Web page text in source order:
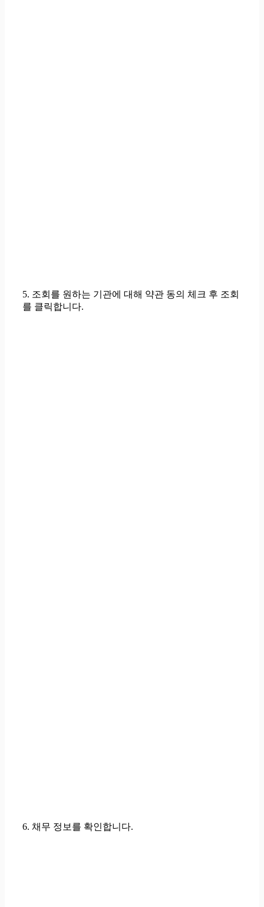
5. 조회를 원하는 기관에 대해 약관 동의 체크 후 조회
를 클릭합니다.
6. 채무 정보를 확인합니다.